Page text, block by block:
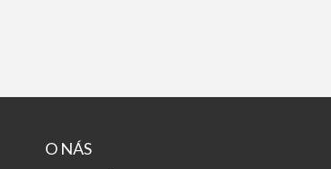
O NÁS